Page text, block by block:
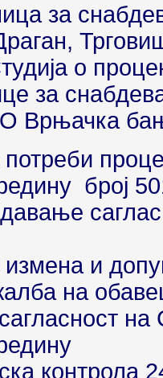
за
о
за
Врњачка
број
и
на
на
контрола